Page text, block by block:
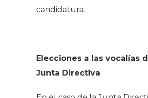
candidatura.
Elecciones a las vocalías
Junta Directiva